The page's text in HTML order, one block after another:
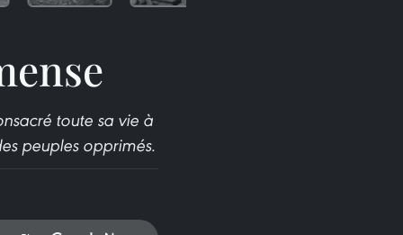
toute sa vie à
peuples opprimés.